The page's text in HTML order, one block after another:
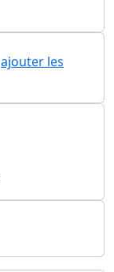
ajouter les